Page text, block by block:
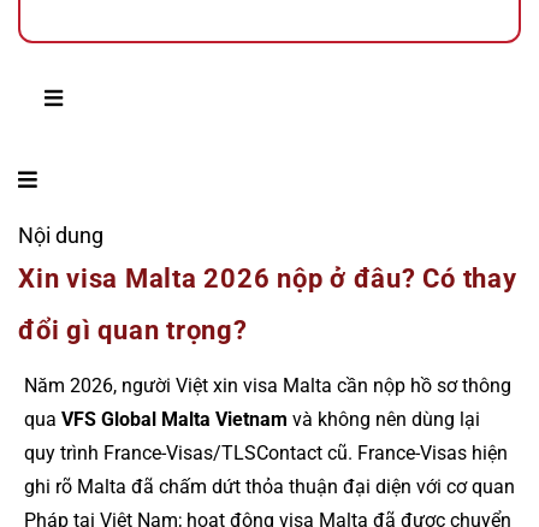
Nội dung
Xin visa Malta 2026 nộp ở đâu? Có thay
đổi gì quan trọng?
Năm 2026, người Việt xin visa Malta cần nộp hồ sơ thông
qua VFS Global Malta Vietnam và không nên dùng lại
quy trình France-Visas/TLSContact cũ. France-Visas hiện
ghi rõ Malta đã chấm dứt thỏa thuận đại diện với cơ quan
Pháp tại Việt Nam; hoạt động visa Malta đã được chuyển